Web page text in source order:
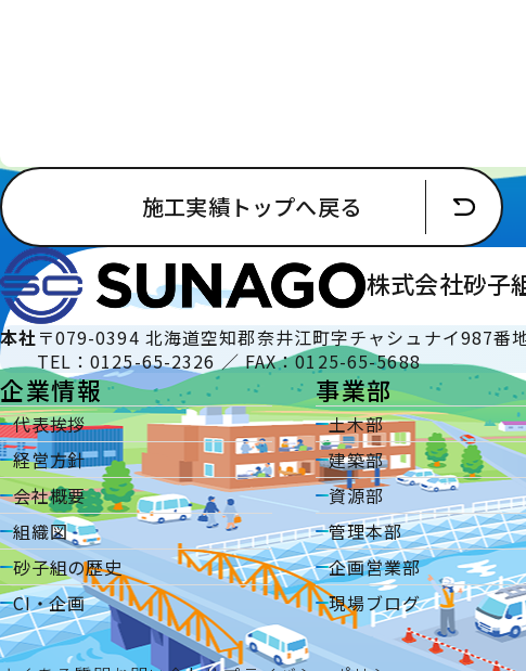
施工実績トップへ戻る
株式会社砂子
本社 〒079-0394 北海道空知郡奈井江町字チャシュナイ987番
TEL：0125-65-2326 ／ FAX：0125-65-5688
企業情報
代表挨拶
経営方針
会社概要
組織図
砂子組の歴史
CI・企画
事業部
土木部
建築部
資源部
管理本部
企画営業部
現場ブログ